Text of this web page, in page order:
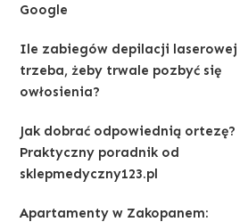
Google
Ile zabiegów depilacji laserowej
trzeba, żeby trwale pozbyć się
owłosienia?
Jak dobrać odpowiednią ortezę?
Praktyczny poradnik od
sklepmedyczny123.pl
Apartamenty w Zakopanem: